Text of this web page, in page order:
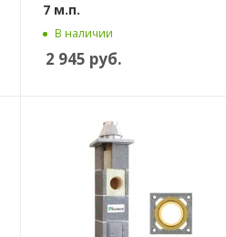
7 м.п.
В наличии
2 945 руб.